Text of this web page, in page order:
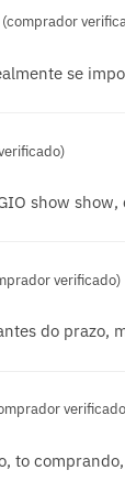
(comprador
se
show
verificado)
do prazo,
to